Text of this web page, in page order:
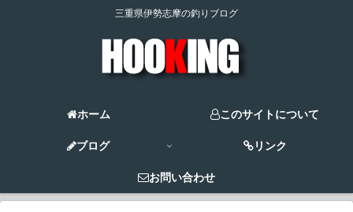
三重県伊勢志摩の釣りブログ
ホーム このサイトについて
ブログ リンク
お問い合わせ